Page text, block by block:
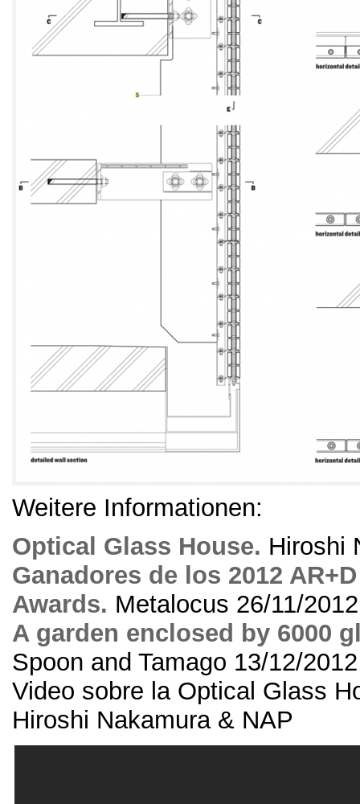
Weitere Informationen:
Optical Glass House. Hiroshi
Ganadores de los 2012
Awards. Metalocus 26/11/2012
A garden enclosed by 6000
Spoon and Tamago 13/12/2012
Video sobre la Optical Glass
Hiroshi Nakamura& NAP